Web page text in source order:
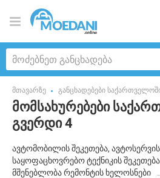
მთავარზე განცხადებები
მომსახურებები
გვერდი 4
საყოფაცხოვრებო ტექნიკის შეკეთება
მშენებლობა რემონტის ხელოსნები